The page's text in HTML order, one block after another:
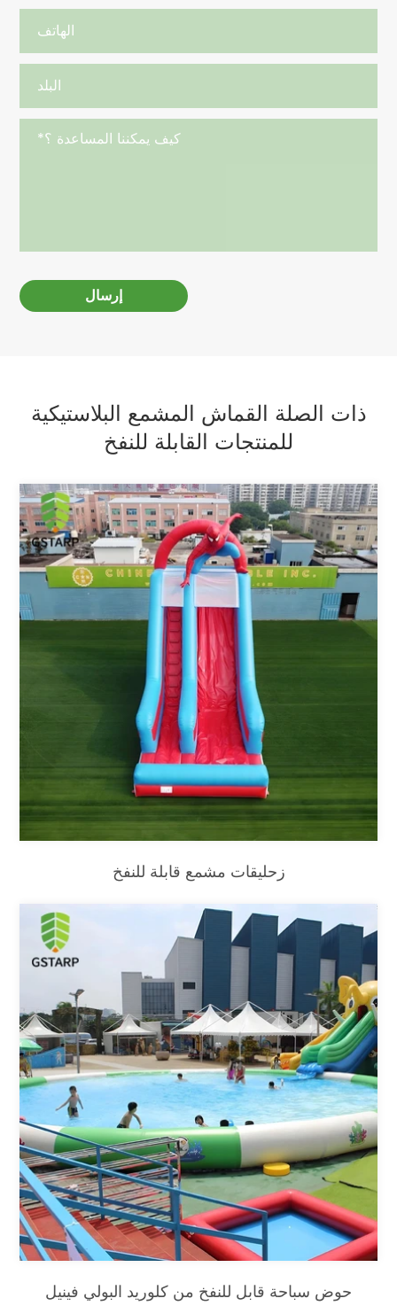
إرسال
ذات الصلة القماش المشمع البلاستيكية
للمنتجات القابلة للنفخ
زحليقات مشمع قابلة للنفخ
حوض سباحة قابل للنفخ من كلوريد البولي فينيل